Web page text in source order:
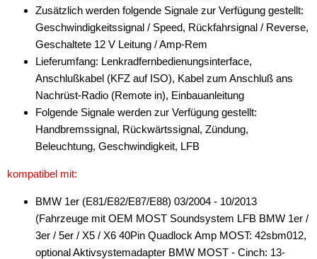
Aux-In-Adapter
Bluetooth
CAN-BUS-Adapter
für Alfa Romeo
für Audi
für Chrysler
für Citroen
Zusätzlich werden folgende Signale zur Verfügung gestellt:
Geschwindigkeitssignal / Speed, Rückfahrsignal / Reverse,
Geschaltete 12 V Leitung / Amp-Rem
Lieferumfang: Lenkradfernbedienungsinterface,
Anschlußkabel (KFZ auf ISO), Kabel zum Anschluß ans
Nachrüst-Radio (Remote in), Einbauanleitung
Folgende Signale werden zur Verfügung gestellt:
Handbremssignal, Rückwärtssignal, Zündung,
Beleuchtung, Geschwindigkeit, LFB
kompatibel mit:
BMW 1er (E81/E82/E87/E88) 03/2004 - 10/2013
(Fahrzeuge mit OEM MOST Soundsystem LFB BMW 1er /
3er / 5er / X5 / X6 40Pin Quadlock Amp MOST: 42sbm012,
optional Aktivsystemadapter BMW MOST - Cinch: 13-